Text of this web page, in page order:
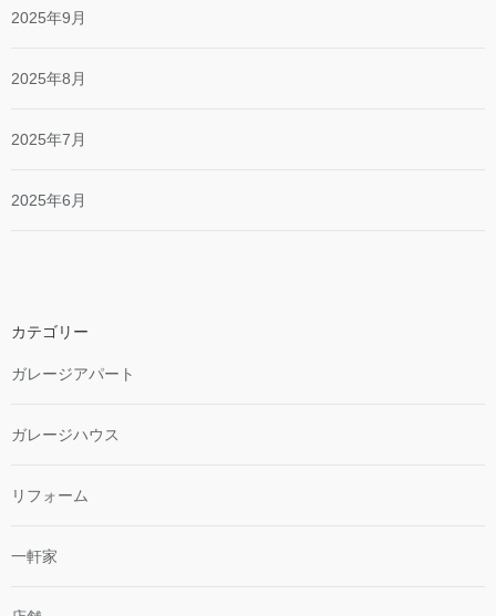
2025年9月
2025年8月
2025年7月
2025年6月
カテゴリー
ガレージアパート
ガレージハウス
リフォーム
一軒家